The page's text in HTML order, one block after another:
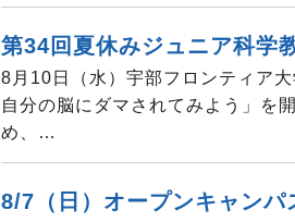
第34回夏休みジュニア科学
8月10日（水）宇部フロンティア
自分の脳にダマされてみよう」を
め、…
8/7（日）オープンキャンパ